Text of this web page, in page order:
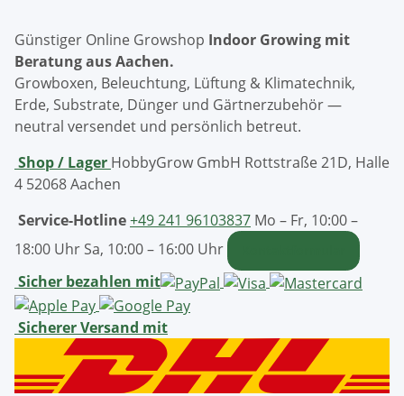
Günstiger Online Growshop Indoor Growing mit
Beratung aus Aachen.
Growboxen, Beleuchtung, Lüftung & Klimatechnik,
Erde, Substrate, Dünger und Gärtnerzubehör —
neutral versendet und persönlich betreut.
Shop / Lager HobbyGrow GmbH Rottstraße 21D, Halle
4 52068 Aachen
Service-Hotline+49 241 96103837 Mo – Fr, 10:00 –
18:00 Uhr Sa, 10:00 – 16:00 Uhr
Sicher bezahlen mit
Sicherer Versand mit